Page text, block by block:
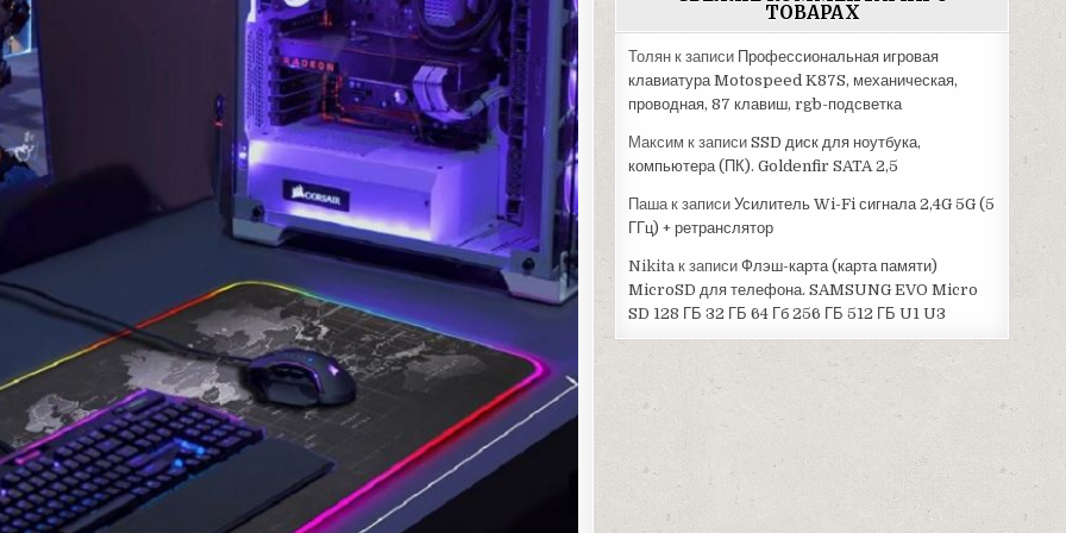
ТОВАРАХ
Толян к записи Профессиональная игровая
клавиатура Motospeed K87S, механическая,
проводная, 87 клавиш, rgb-подсветка
Максим к записиSSD диск для ноутбука,
компьютера (ПК). Goldenfir SATA 2,5
Пашак записиУсилитель Wi-Fi сигнала 2,4G 5G (5
ГГц) + ретранслятор
Nikita к записиФлэш-карта (карта памяти)
MicroSD для телефона. SAMSUNG EVO Micro
SD 128 ГБ 32 ГБ 64 Гб 256 ГБ 512 ГБ U1 U3